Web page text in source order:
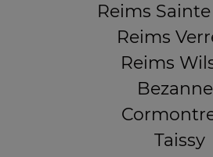
Reims
Reims
Reims
Taissy